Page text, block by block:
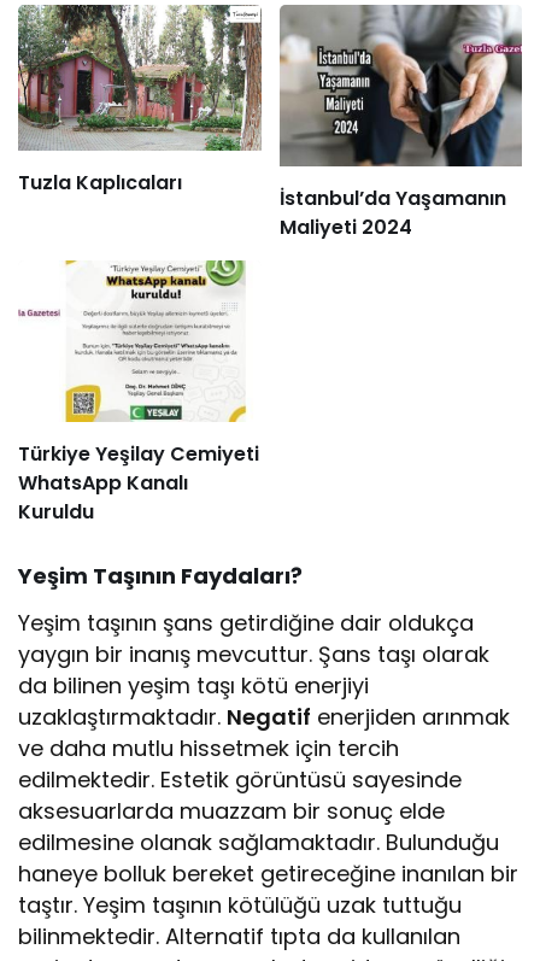
Tuzla Kaplıcaları
İstanbul’da Yaşamanın
Maliyeti 2024
Türkiye Yeşilay Cemiyeti
WhatsApp Kanalı
Kuruldu
Yeşim Taşının Faydaları?
Yeşim taşının şans getirdiğine dair oldukça
yaygın bir inanış mevcuttur. Şans taşı olarak
da bilinen yeşim taşı kötü enerjiyi
uzaklaştırmaktadır. Negatif enerjiden arınmak
ve daha mutlu hissetmek için tercih
edilmektedir. Estetik görüntüsü sayesinde
aksesuarlarda muazzam bir sonuç elde
edilmesine olanak sağlamaktadır. Bulunduğu
haneye bolluk bereket getireceğine inanılan bir
taştır. Yeşim taşının kötülüğü uzak tuttuğu
bilinmektedir. Alternatif tıpta da kullanılan